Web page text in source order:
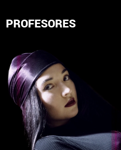
PROFESORES